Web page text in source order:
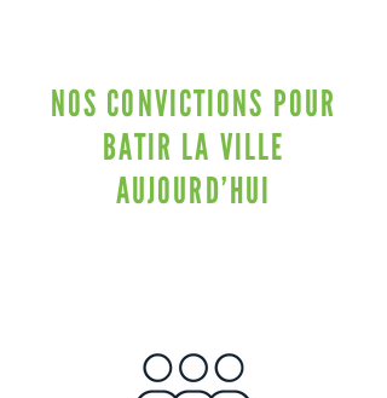
NOS CONVICTIONS POUR
BATIR LA VILLE
AUJOURD'HUI